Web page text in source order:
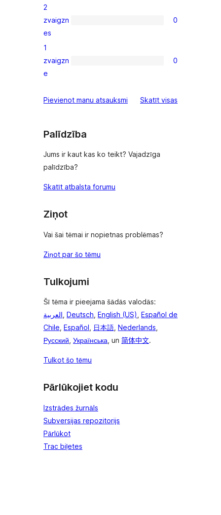
star
reviews
0
2-
star
reviews
2
zvaigzn
es
0
0
1-
reviews
1
zvaigzn
e
0
Pievienot manu atsauksmi Skatīt visas
Palīdzība
Jums ir kaut kas ko teikt? Vajadzīga
palīdzība?
Skatīt atbalsta forumu
Ziņot
Vai šai tēmai ir nopietnas problēmas?
Ziņot par šo tēmu
Tulkojumi
Šī tēma ir pieejama šādās valodās:
العربية, Deutsch, English (US), Español de
Chile, Español, 日本語, Nederlands,
Русский, Українська, un 简体中文.
Tulkot šo tēmu
Pārlūkojiet kodu
Izstrādes žurnāls
Subversijas repozitorijs
Pārlūkot
Trac biļetes